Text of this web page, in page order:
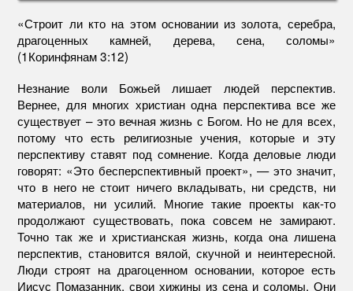
«Строит ли кто на этом основании из золота, серебра,
драгоценных камней, дерева, сена, соломы»
(1Коринфянам 3:12)
Незнание воли Божьей лишает людей перспектив.
Вернее, для многих христиан одна перспектива все же
существует – это вечная жизнь с Богом. Но не для всех,
потому что есть религиозные учения, которые и эту
перспективу ставят под сомнение. Когда деловые люди
говорят: «Это бесперспективный проект», — это значит,
что в него не стоит ничего вкладывать, ни средств, ни
материалов, ни усилий. Многие такие проекты как-то
продолжают существовать, пока совсем не замирают.
Точно так же и христианская жизнь, когда она лишена
перспектив, становится вялой, скучной и неинтересной.
Люди строят на драгоценном основании, которое есть
Иисус Помазанник, свои хижины из сена и соломы. Они